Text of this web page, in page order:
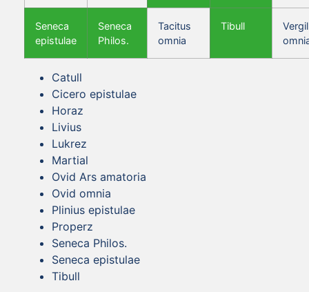
Seneca
epistulae
Seneca
Philos.
Tacitus
omnia
Tibull
Vergil
Catull
Cicero epistulae
Horaz
Livius
Lukrez
Martial
Ovid Ars amatoria
Ovid omnia
Plinius epistulae
Properz
Seneca Philos.
Seneca epistulae
Tibull